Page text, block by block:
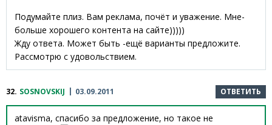
Подумайте плиз. Вам реклама, почёт и уважение. Мне-
больше хорошего контента на сайте)))))
Жду ответа. Может быть -ещё варианты предложите.
Рассмотрю с удовольствием.
32. SOSNOVSKIJ 03.09.2011 ОТВЕТИТЬ
atavisma, спасибо за предложение, но такое не